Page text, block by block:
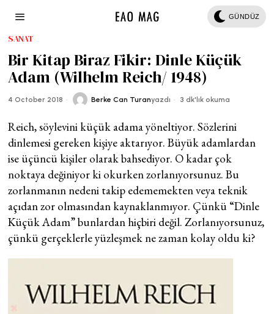
GÜNDÜZ
SANAT
Bir Kitap Biraz Fikir: Dinle Küçük
Adam (Wilhelm Reich/ 1948)
4 October 2018 Berke Can Turanyazdı 3 dk'lık okuma
Reich, söylevini küçük adama yöneltiyor. Sözlerini
dinlemesi gereken kişiye aktarıyor. Büyük adamlardan
ise üçüncü kişiler olarak bahsediyor. O kadar çok
noktaya değiniyor ki okurken zorlanıyorsunuz. Bu
zorlanmanın nedeni takip edememekten veya teknik
açıdan zor olmasından kaynaklanmıyor. Çünkü “Dinle
Küçük Adam” bunlardan hiçbiri değil. Zorlanıyorsunuz,
çünkü gerçeklerle yüzleşmek ne zaman kolay oldu ki?